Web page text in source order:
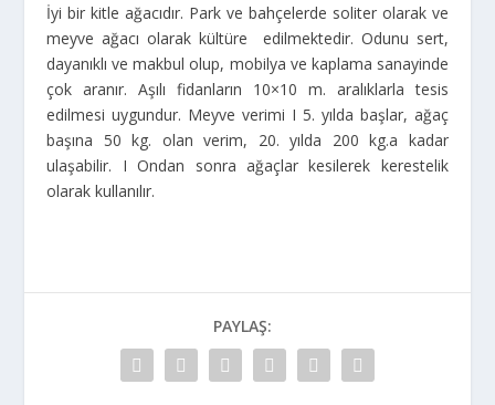
İyi bir kitle ağacıdır. Park ve bahçelerde soliter olarak ve
meyve ağacı olarak kültüre edilmektedir. Odunu sert,
dayanıklı ve makbul olup, mobilya ve kaplama sanayinde
çok aranır. Aşılı fidanların 10×10 m. aralıklarla tesis
edilmesi uygundur. Meyve verimi I 5. yılda başlar, ağaç
başına 50 kg. olan verim, 20. yılda 200 kg.a kadar
ulaşabilir. I Ondan sonra ağaçlar kesilerek kerestelik
olarak kullanılır.
PAYLAŞ: